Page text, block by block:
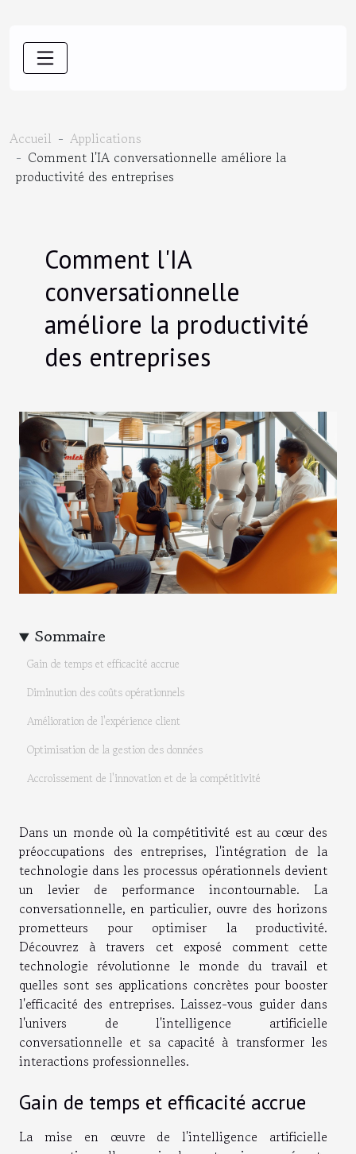
Accueil
Applications
Comment l'IA conversationnelle améliore la
productivité des entreprises
Comment l'IA
conversationnelle
améliore la productivité
des entreprises
Sommaire
Gain de temps et efficacité accrue
Diminution des coûts opérationnels
Amélioration de l'expérience client
Optimisation de la gestion des données
Accroissement de l'innovation et de la compétitivité
Dans un monde où la compétitivité est au cœur des
préoccupations des entreprises, l'intégration de la
technologie dans les processus opérationnels devient
un levier de performance incontournable. La
conversationnelle, en particulier, ouvre des horizons
prometteurs pour optimiser la productivité.
Découvrez à travers cet exposé comment cette
technologie révolutionne le monde du travail et
quelles sont ses applications concrètes pour booster
l'efficacité des entreprises. Laissez-vous guider dans
l'univers de l'intelligence artificielle
conversationnelle et sa capacité à transformer les
interactions professionnelles.
Gain de temps et efficacité accrue
La mise en œuvre de l'intelligence artificielle